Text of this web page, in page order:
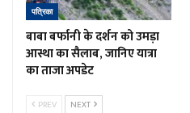
पत्रिका
बाबा बर्फानी के दर्शन को उमड़ा
आस्था का सैलाब, जानिए यात्रा
का ताजा अपडेट
PREV NEXT